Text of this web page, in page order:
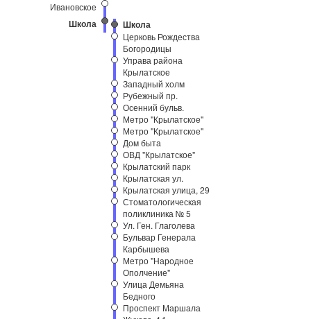
Ивановское
Школа Школа
Церковь Рождества
Богородицы
Управа района
Крылатское
Западный холм
Рубежный пр.
Осенний бульв.
Метро "Крылатское"
Метро "Крылатское"
Дом быта
ОВД "Крылатское"
Крылатский парк
Крылатская ул.
Крылатская улица, 29
Стоматологическая
поликлиника № 5
Ул. Ген. Глаголева
Бульвар Генерала
Карбышева
Метро "Народное
Ополчение"
Улица Демьяна
Бедного
Проспект Маршала